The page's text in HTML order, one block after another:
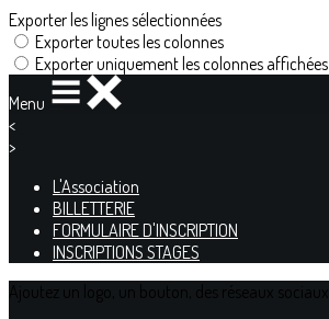
Exporter les lignes sélectionnées
Exporter toutes les colonnes
Exporter uniquement les colonnes affichées
Menu
<
>
L'Association
BILLETTERIE
FORMULAIRE D'INSCRIPTION
INSCRIPTIONS STAGES